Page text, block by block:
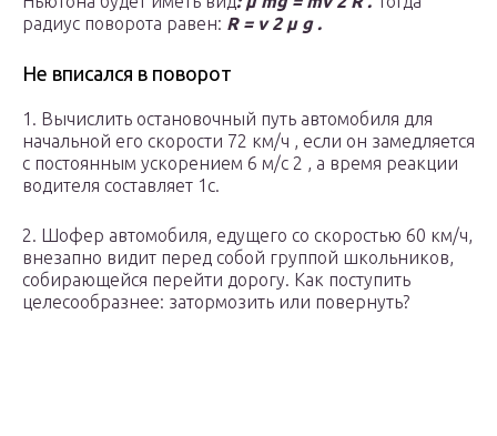
радиус поворота равен: R = v 2 µ g .
Не вписался в поворот
1. Вычислить остановочный путь автомобиля для
начальной его скорости 72 км/ч , если он замедляется
с постоянным ускорением 6 м/с 2 , а время реакции
водителя составляет 1с.
2. Шофер автомобиля, едущего со скоростью 60 км/ч,
внезапно видит перед собой группой школьников,
собирающейся перейти дорогу. Как поступить
целесообразнее: затормозить или повернуть?